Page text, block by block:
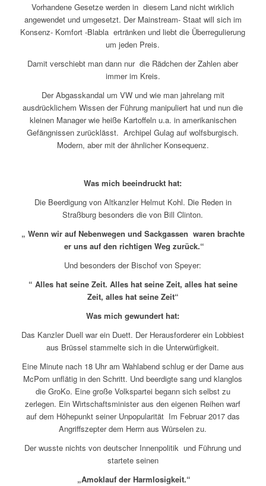
Vorhandene Gesetze werden in diesem Land nicht wirklich
angewendet und umgesetzt. Der Mainstream- Staat will sich im
Konsenz- Komfort -Blabla ertränken und liebt die Überregulierung
um jeden Preis.
Damit verschiebt man dann nur die Rädchen der Zahlen aber
immer im Kreis.
Der Abgasskandal um VW und wie man jahrelang mit
ausdrücklichem Wissen der Führung manipuliert hat und nun die
kleinen Manager wie heiße Kartoffeln u.a. in amerikanischen
Gefängnissen zurücklässt. Archipel Gulag auf wolfsburgisch.
Modern, aber mit der ähnlicher Konsequenz.
Was mich beeindruckt hat:
Die Beerdigung von Altkanzler Helmut Kohl. Die Reden in
Straßburg besonders die von Bill Clinton.
„ Wenn wir auf Nebenwegen und Sackgassen waren brachte
er uns auf den richtigen Weg zurück.“
Und besonders der Bischof von Speyer:
“ Alles hat seine Zeit. Alles hat seine Zeit, alles hat seine
Zeit, alles hat seine Zeit“
Was mich gewundert hat:
Das Kanzler Duell war ein Duett. Der Herausforderer ein Lobbiest
aus Brüssel stammelte sich in die Unterwürfigkeit.
Eine Minute nach 18 Uhr am Wahlabend schlug er der Dame aus
McPom unflätig in den Schritt. Und beerdigte sang und klanglos
die GroKo. Eine große Volkspartei begann sich selbst zu
zerlegen. Ein Wirtschaftsminister aus den eigenen Reihen warf
auf dem Höhepunkt seiner Unpopularität Im Februar 2017 das
Angriffszepter dem Herrn aus Würselen zu.
Der wusste nichts von deutscher Innenpolitik und Führung und
startete seinen
„Amoklauf der Harmlosigkeit.“